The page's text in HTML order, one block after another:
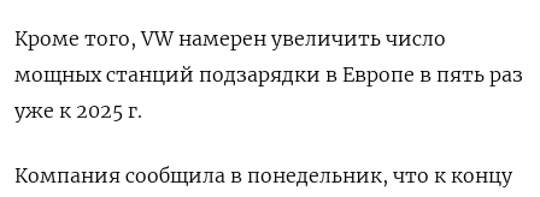
Кроме того,VWнамерен увеличить число
мощных станций подзарядки в Европе в пять раз
уже к 2025 г.
Компания сообщила в понедельник, что к концу